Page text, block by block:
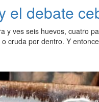
el debate
y ves seis huevos, cuatro
cruda por dentro. Y